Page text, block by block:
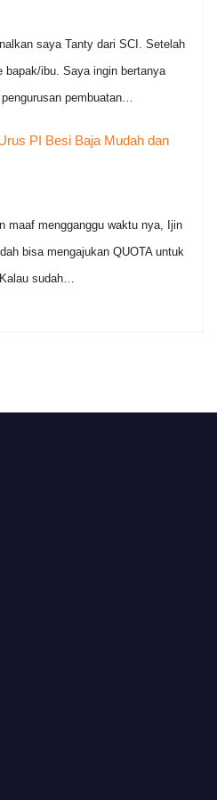
saya Tanty dari SCI. Setelah
bapak/ibu. Saya ingin bertanya
pembuatan…
PI Besi Baja Mudah dan
maaf mengganggu waktu nya, Ijin
bisa mengajukan QUOTA untuk
sudah…